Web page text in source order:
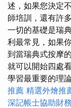
述，如果您決定
師培訓，還有許
一切的基礎是瑞
利最常見，如果
到當瑞典式按摩
就可以開始四處
學習最重要的理
推薦 精選外燴推
深記帳士協助財